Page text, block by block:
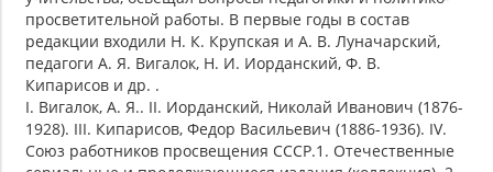
просветительной работы. В первые годы в состав
редакции входили Н. К. Крупская и А. В. Луначарский,
педагоги А. Я. Вигалок, Н. И. Иорданский, Ф. В.
Кипарисов и др. .
I. Вигалок, А. Я.. II. Иорданский, Николай Иванович (1876-
1928). III. Кипарисов, Федор Васильевич (1886-1936). IV.
Союз работников просвещения СССР.1. Отечественные